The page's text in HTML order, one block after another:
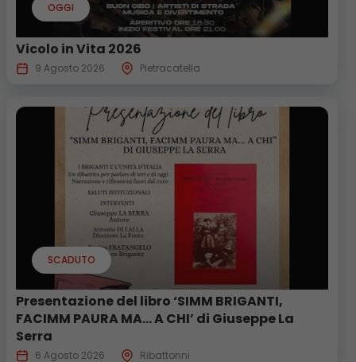
OGGI
Vicolo in Vita 2026
9 Agosto 2026 Pietracatella
SCADUTO
Presentazione del libro ‘SIMM BRIGANTI,
FACIMM PAURA MA… A CHI’ di Giuseppe La
Serra
6 Agosto 2026 Ribattonni